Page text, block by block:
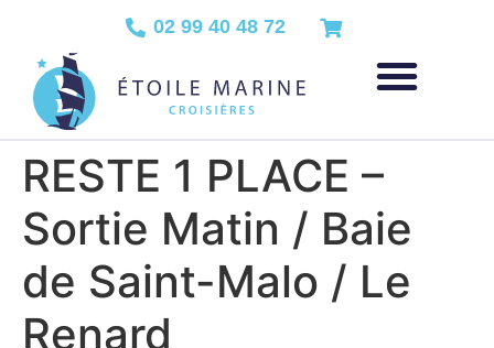
02 99 40 48 72
RESTE 1 PLACE –
Sortie Matin / Baie
de Saint-Malo / Le
Renard